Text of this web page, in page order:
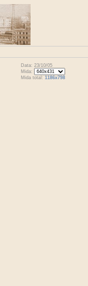
Data: 23/10/05
Mida:
Mida total: 1186x798